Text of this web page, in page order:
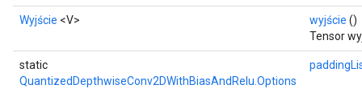
Wyjście <V> wyjście ()
Tensor
static
QuantizedDepthwiseConv2DWithBiasAndRelu.Options